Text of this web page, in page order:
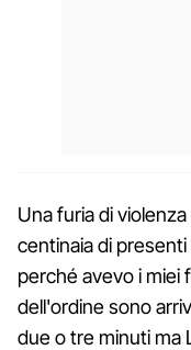
Una furia di
centinaia di
perché avevo i miei
dell'ordine sono
due o tre minuti ma